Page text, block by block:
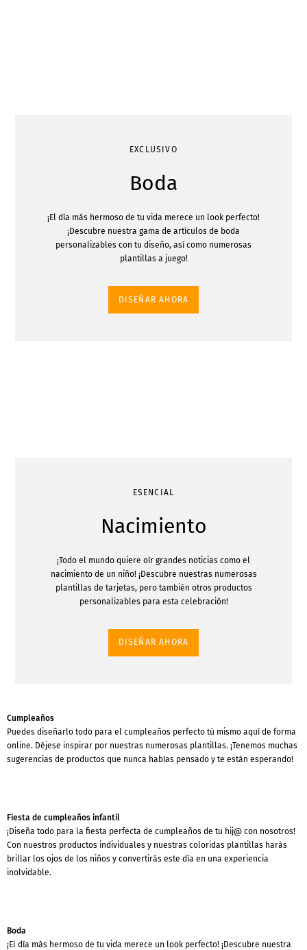
EXCLUSIVO
Boda
¡El día más hermoso de tu vida merece un look perfecto!
¡Descubre nuestra gama de artículos de boda
personalizables con tu diseño, así como numerosas
plantillas a juego!
DISEÑAR AHORA
ESENCIAL
Nacimiento
¡Todo el mundo quiere oír grandes noticias como el
nacimiento de un niño! ¡Descubre nuestras numerosas
plantillas de tarjetas, pero también otros productos
personalizables para esta celebración!
DISEÑAR AHORA
Cumpleaños
Puedes diseñarlo todo para el cumpleaños perfecto tú mismo aquí de forma
online. Déjese inspirar por nuestras numerosas plantillas. ¡Tenemos muchas
sugerencias de productos que nunca habías pensado y te están esperando!
Fiesta de cumpleaños infantil
¡Diseña todo para la fiesta perfecta de cumpleaños de tu hij@ con nosotros!
Con nuestros productos individuales y nuestras coloridas plantillas harás
brillar los ojos de los niños y convertirás este día en una experiencia
inolvidable.
Boda
¡El día más hermoso de tu vida merece un look perfecto! ¡Descubre nuestra